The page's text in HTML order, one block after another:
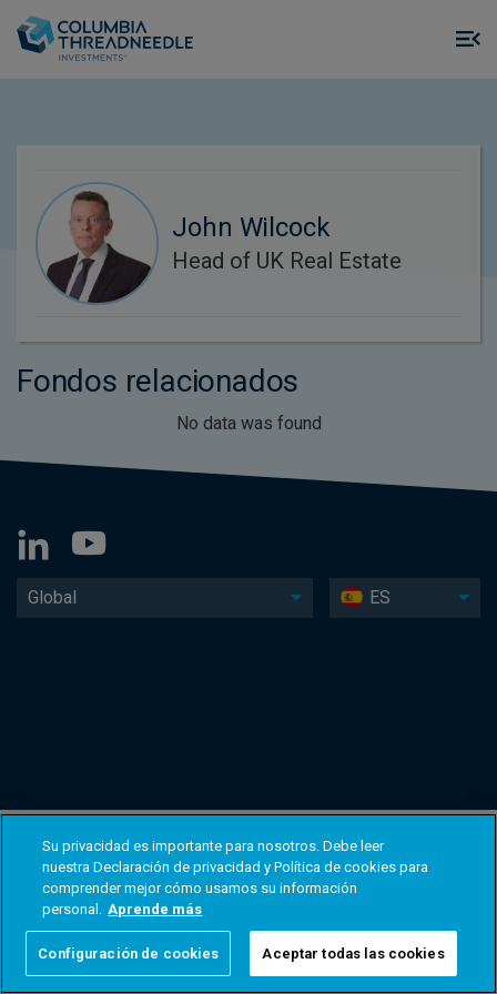
John Wilcock
Head of UK Real Estate
Fondos relacionados
No data was found
Global ES
Su privacidad es importante para nosotros. Debe leer
nuestra Declaración de privacidad y Política de cookies para
comprender mejor cómo usamos su información
personal. Aprende más
Configuración de cookies Aceptar todas las cookies